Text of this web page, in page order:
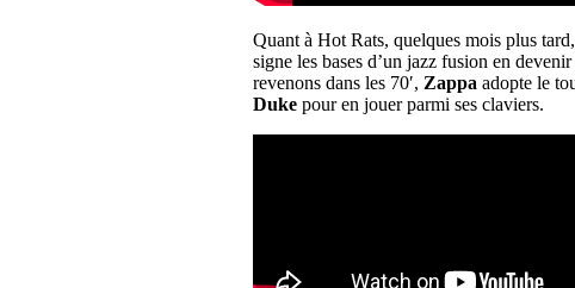
Quant à Hot Rats, quelques mois plus
signe les bases d’un jazz fusion en
revenons dans les 70′, Zappa adopte le
Duke pour en jouer parmi ses claviers.